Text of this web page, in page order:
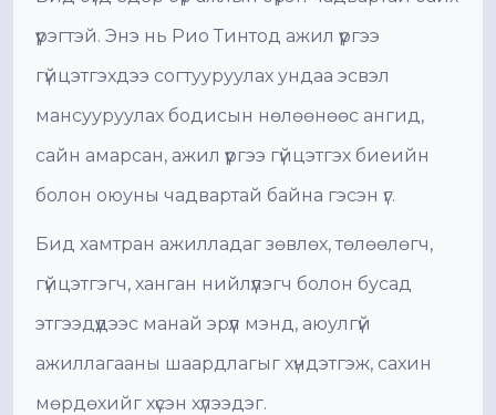
үүрэгтэй. Энэ нь Рио Тинтод ажил үүргээ
гүйцэтгэхдээ согтууруулах ундаа эсвэл
мансууруулах бодисын нөлөөнөөс ангид,
сайн амарсан, ажил үүргээ гүйцэтгэх биеийн
болон оюуны чадвартай байна гэсэн үг.
Бид хамтран ажилладаг зөвлөх, төлөөлөгч,
гүйцэтгэгч, ханган нийлүүлэгч болон бусад
этгээдүүдээс манай эрүүл мэнд, аюулгүй
ажиллагааны шаардлагыг хүндэтгэж, сахин
мөрдөхийг хүсэн хүлээдэг.